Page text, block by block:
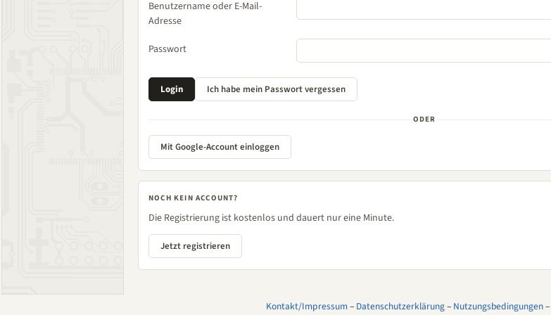
Benutzername oder E-Mail-
Adresse
Passwort
ODER
Mit Google-Account einloggen
NOCH KEIN ACCOUNT?
Die Registrierung ist kostenlos und dauert nur eine Minute.
Jetzt registrieren
Kontakt/Impressum– Datenschutzerklärung– Nutzungsbedingungen–